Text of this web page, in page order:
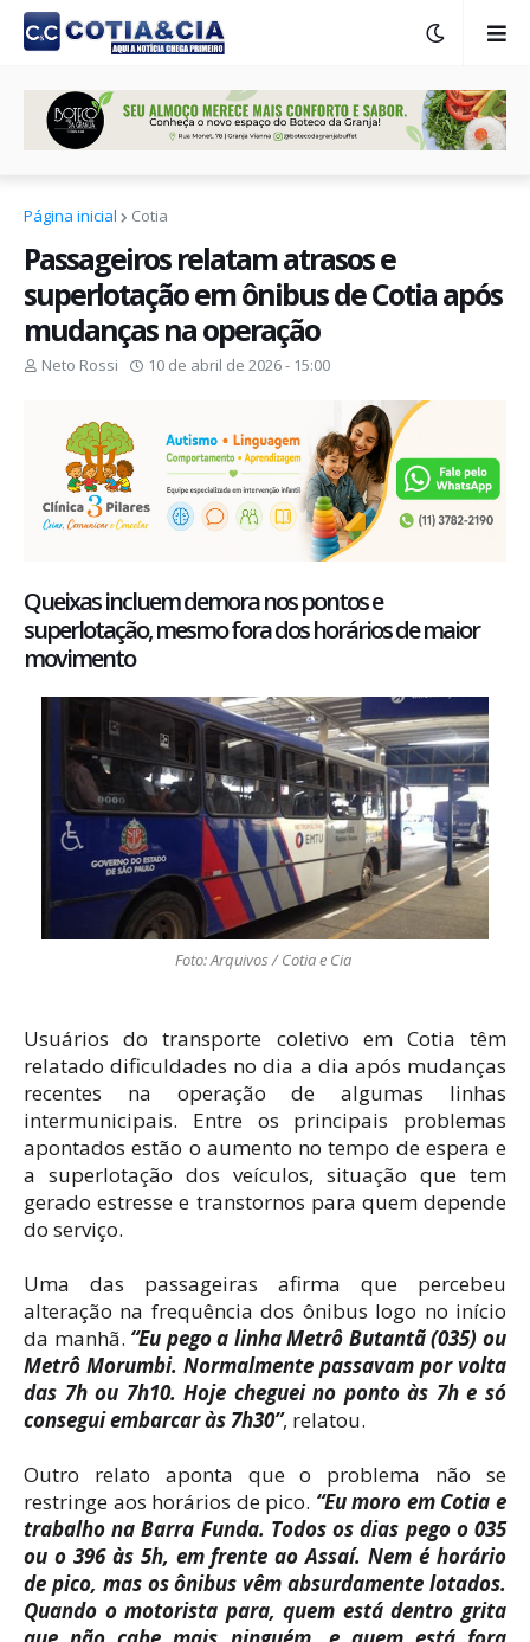
Página inicial Cotia
Passageiros relatam atrasos e
superlotação em ônibus de Cotia após
mudanças na operação
Neto Rossi 10 de abril de 2026 - 15:00
Queixas incluem demora nos pontos e
superlotação, mesmo fora dos horários de maior
movimento
Foto: Arquivos / Cotia e Cia
Usuários do transporte coletivo em Cotia têm
relatado dificuldades no dia a dia após mudanças
recentes na operação de algumas linhas
intermunicipais. Entre os principais problemas
apontados estão o aumento no tempo de espera e
a superlotação dos veículos, situação que tem
gerado estresse e transtornos para quem depende
do serviço.
Uma das passageiras afirma que percebeu
alteração na frequência dos ônibus logo no início
da manhã. “Eu pego a linha Metrô Butantã (035) ou
Metrô Morumbi. Normalmente passavam por volta
das 7h ou 7h10. Hoje cheguei no ponto às 7h e só
consegui embarcar às 7h30”, relatou.
Outro relato aponta que o problema não se
restringe aos horários de pico. “Eu moro em Cotia e
trabalho na Barra Funda. Todos os dias pego o 035
ou o 396 às 5h, em frente ao Assaí. Nem é horário
de pico, mas os ônibus vêm absurdamente lotados.
Quando o motorista para, quem está dentro grita